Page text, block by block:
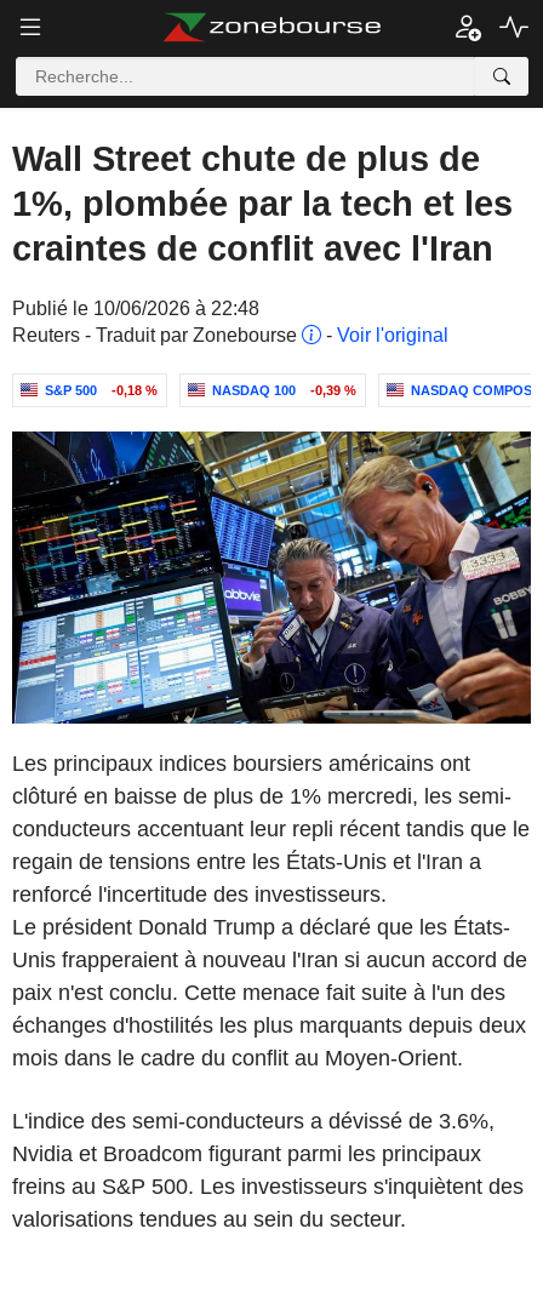
Wall Street chute de plus de
1%, plombée par la tech et les
craintes de conflit avec l'Iran
Publié le 10/06/2026 à 22:48
Reuters - Traduit par Zonebourse
- Voir l'original
S&P 500 -0,18 % NASDAQ 100 -0,39 % NASDAQ
Les principaux indices boursiers américains ont
clôturé en baisse de plus de 1% mercredi, les semi-
conducteurs accentuant leur repli récent tandis que le
regain de tensions entre les États-Unis et l'Iran a
renforcé l'incertitude des investisseurs.
Le président Donald Trump a déclaré que les États-
Unis frapperaient à nouveau l'Iran si aucun accord de
paix n'est conclu. Cette menace fait suite à l'un des
échanges d'hostilités les plus marquants depuis deux
mois dans le cadre du conflit au Moyen-Orient.
L'indice des semi-conducteurs a dévissé de 3.6%,
Nvidia et Broadcom figurant parmi les principaux
freins au S&P 500. Les investisseurs s'inquiètent des
valorisations tendues au sein du secteur.